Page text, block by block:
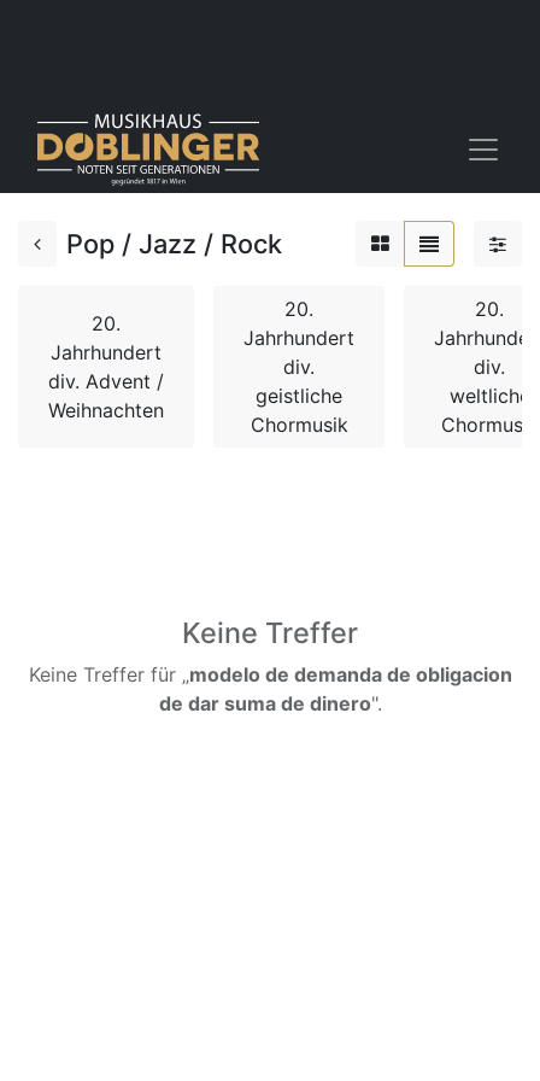
Pop / Jazz / Rock
20.
Jahrhundert
div. Advent /
Weihnachten
20.
Jahrhundert
div.
geistliche
Chormusik
20.
div.
weltliche
Chormusik
Keine Treffer
Keine Treffer für „modelo de demanda de obligacion
de dar suma de dinero".